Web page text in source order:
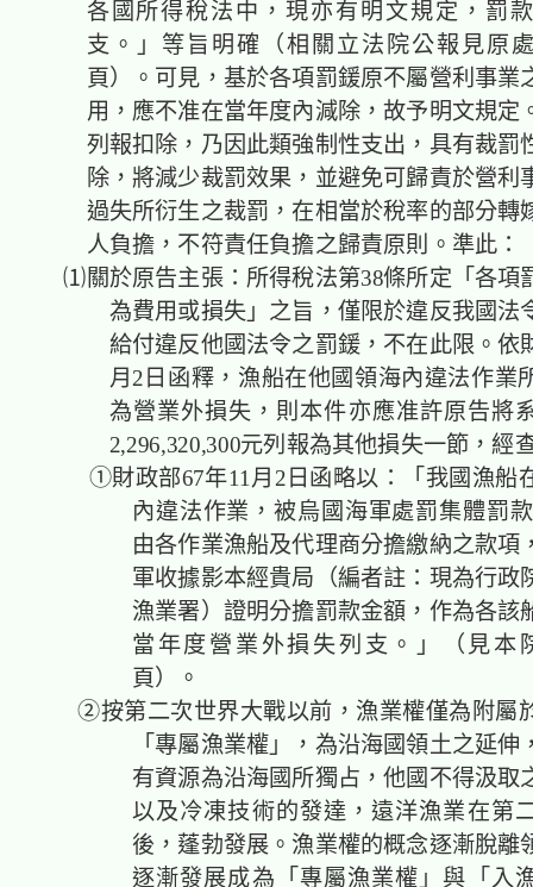
各國所得稅法中，現亦有明文規定，罰
支。」等旨明確（相關立法院公報見原
頁）。可見，基於各項罰鍰原不屬營利事業
用，應不准在當年度內減除，故予明文規定
列報扣除，乃因此類強制性支出，具有裁罰
除，將減少裁罰效果，並避免可歸責於營利
過失所衍生之裁罰，在相當於稅率的部分轉
人負擔，不符責任負擔之歸責原則。準此：
⑴關於原告主張：所得稅法第38條所定「各項
為費用或損失」之旨，僅限於違反我國法
給付違反他國法令之罰鍰，不在此限。依
月2日函釋，漁船在他國領海內違法作業
為營業外損失，則本件亦應准許原告將
2,296,320,300元列報為其他損失一節，經
①財政部67年11月2日函略以：「我國漁船
內違法作業，被烏國海軍處罰集體罰
由各作業漁船及代理商分擔繳納之款項
軍收據影本經貴局（編者註：現為行政
漁業署）證明分擔罰款金額，作為各該
當年度營業外損失列支。」（見本
頁）。
②按第二次世界大戰以前，漁業權僅為附屬
「專屬漁業權」，為沿海國領土之延伸
有資源為沿海國所獨占，他國不得汲取
以及冷凍技術的發達，遠洋漁業在第
後，蓬勃發展。漁業權的概念逐漸脫離
逐漸發展成為「專屬漁業權」與「入